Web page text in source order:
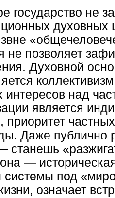
государство не
духовных
не позволяет
Духовной
интересов над
является
приоритет
Даже публично
станешь
—
системы под
означает